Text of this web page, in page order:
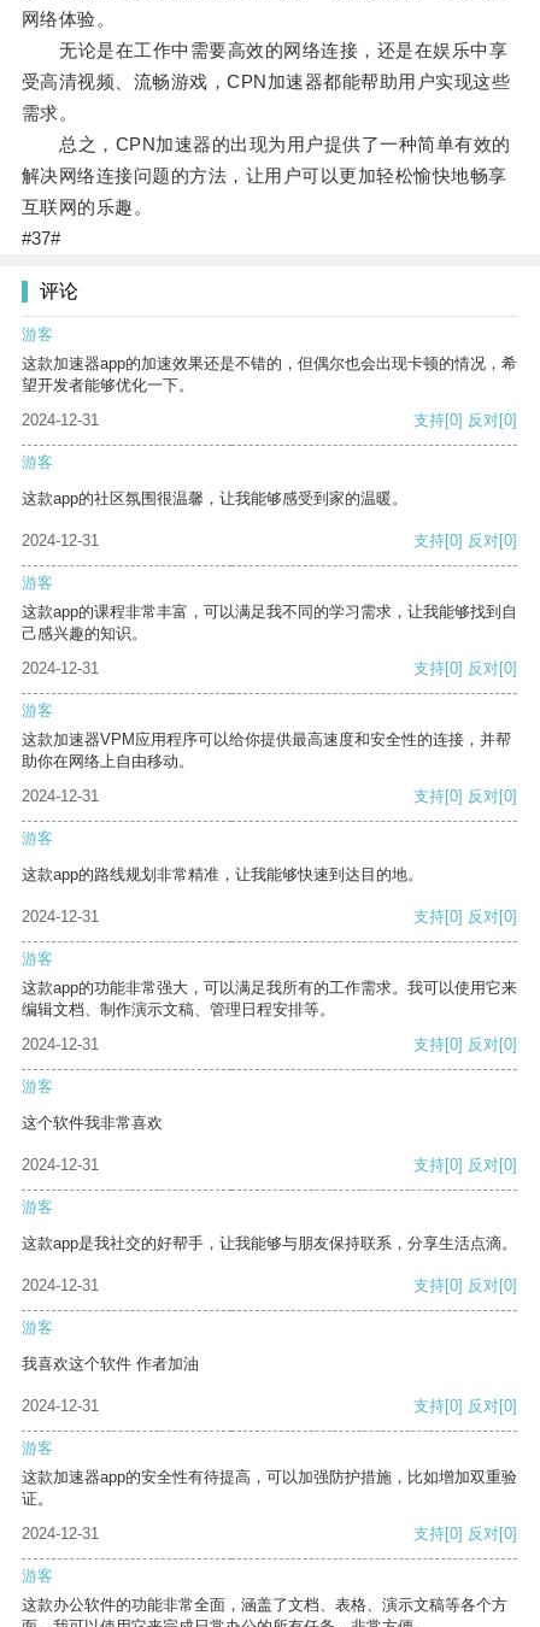
网络体验。
无论是在工作中需要高效的网络连接，还是在娱乐中享
受高清视频、流畅游戏，CPN加速器都能帮助用户实现这些
需求。
总之，CPN加速器的出现为用户提供了一种简单有效的
解决网络连接问题的方法，让用户可以更加轻松愉快地畅享
互联网的乐趣。
#37#
评论
游客
这款加速器app的加速效果还是不错的，但偶尔也会出现卡顿的情况，希
望开发者能够优化一下。
2024-12-31
支持[0] 反对[0]
游客
这款app的社区氛围很温馨，让我能够感受到家的温暖。
2024-12-31 支持[0] 反对[0]
游客
这款app的课程非常丰富，可以满足我不同的学习需求，让我能够找到自
己感兴趣的知识。
2024-12-31
支持[0] 反对[0]
游客
这款加速器VPM应用程序可以给你提供最高速度和安全性的连接，并帮
助你在网络上自由移动。
2024-12-31
支持[0] 反对[0]
游客
这款app的路线规划非常精准，让我能够快速到达目的地。
2024-12-31 支持[0] 反对[0]
游客
这款app的功能非常强大，可以满足我所有的工作需求。我可以使用它来
编辑文档、制作演示文稿、管理日程安排等。
2024-12-31
支持[0] 反对[0]
游客
这个软件我非常喜欢
2024-12-31 支持[0] 反对[0]
游客
这款app是我社交的好帮手，让我能够与朋友保持联系，分享生活点滴。
2024-12-31 支持[0] 反对[0]
游客
我喜欢这个软件 作者加油
2024-12-31 支持[0] 反对[0]
游客
这款加速器app的安全性有待提高，可以加强防护措施，比如增加双重验
证。
2024-12-31
支持[0] 反对[0]
游客
这款办公软件的功能非常全面，涵盖了文档、表格、演示文稿等各个方